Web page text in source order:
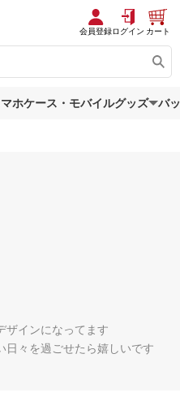
会員登録ログイン カート
マホケース・モバイルグッズ バ
ザインになってます
日々を過ごせたら嬉しいです